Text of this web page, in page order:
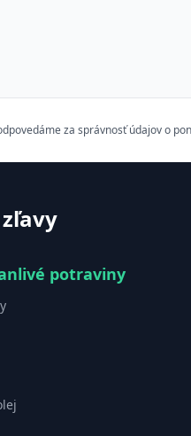
za správnosť údajov o
potraviny